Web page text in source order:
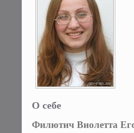
О себе
Филютич Виолетта